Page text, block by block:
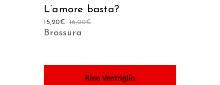
L’amore basta?
16,00€
15,20€
Brossura